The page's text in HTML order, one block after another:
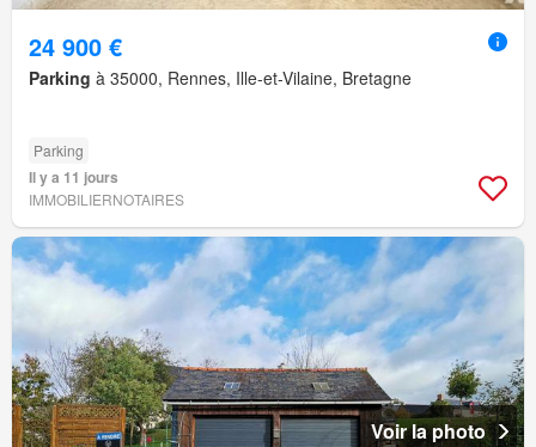
24 900 €
Parking à 35000, Rennes, Ille-et-Vilaine, Bretagne
Parking
Il y a 11 jours
IMMOBILIERNOTAIRES
Voir la photo